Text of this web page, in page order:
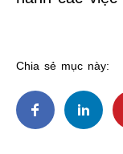
Chia sẻ mục này: